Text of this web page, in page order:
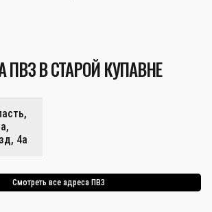
ПВЗ В СТАРОЙ КУПАВНЕ
4а
Смотреть все адреса ПВЗ